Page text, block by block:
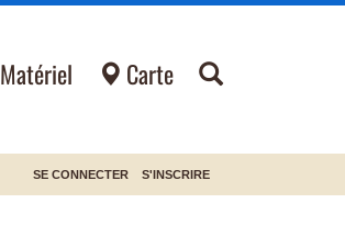
Matériel Carte
SE CONNECTER S'INSCRIRE